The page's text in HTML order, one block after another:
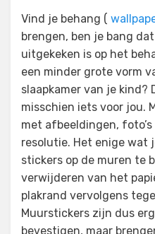
Vind je behang (
brengen, ben je bang
uitgekeken is op het
een minder grote vorm
slaapkamer van je kind?
misschien iets voor jou.
met afbeeldingen,
resolutie. Het enige wat
stickers op de muren te
verwijderen van het
plakrand vervolgens
Muurstickers zijn dus
bevestigen, maar